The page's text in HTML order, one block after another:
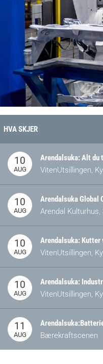
HVA SKJER
10
AUG
VitenUtsillingen,
10
AUG
10
AUG
VitenUtsillingen,
10
AUG
Arendalsuka:
VitenUtsillingen,
11
AUG
Bærekraftscenen